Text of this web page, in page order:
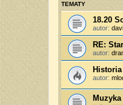
TEMATY
18.20
autor:
RE:
autor:
autor: